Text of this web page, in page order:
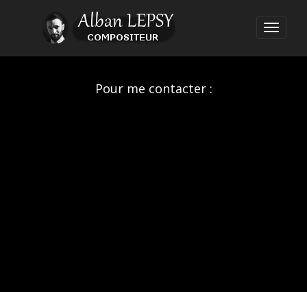
Pour me contacter :